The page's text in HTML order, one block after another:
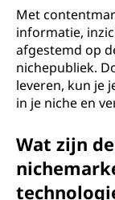
Met
informatie,
afgestemd op
nichepubliek.
leveren, kun je
in je niche en
Wat zijn